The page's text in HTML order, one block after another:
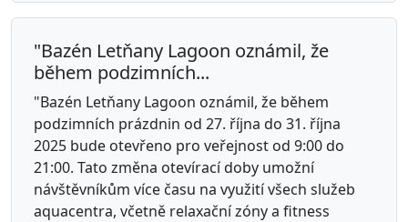
"Bazén Letňany Lagoon oznámil, že
během podzimních...
"Bazén Letňany Lagoon oznámil, že během
podzimních prázdnin od 27. října do 31. října
2025 bude otevřeno pro veřejnost od 9:00 do
21:00. Tato změna otevírací doby umožní
návštěvníkům více času na využití všech služeb
aquacentra, včetně relaxační zóny a fitness